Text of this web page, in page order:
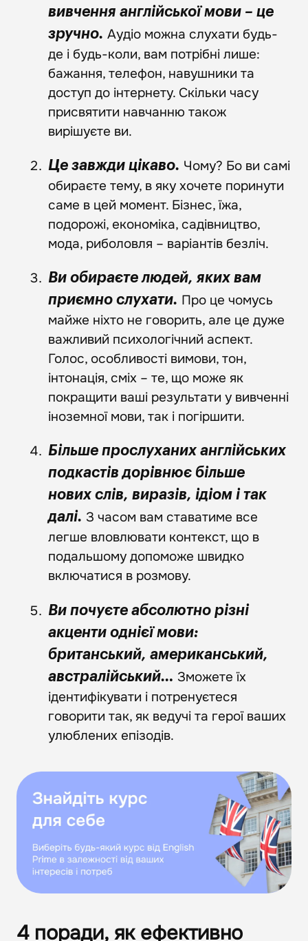
вивчення англійської мови – це
зручно.Аудіо можна слухати будь-
де і будь-коли, вам потрібні лише:
бажання, телефон, навушники та
доступ до інтернету. Скільки часу
присвятити навчанню також
вирішуєте ви.
Це завжди цікаво. Чому? Бо ви самі
обираєте тему, в яку хочете поринути
саме в цей момент. Бізнес, їжа,
подорожі, економіка, садівництво,
мода, риболовля – варіантів безліч.
Ви обираєте людей, яких вам
приємно слухати. Про це чомусь
майже ніхто не говорить, але це дуже
важливий психологічний аспект.
Голос, особливості вимови, тон,
інтонація, сміх – те, що може як
покращити ваші результати у вивченні
іноземної мови, так і погіршити.
Більше прослуханих англійських
подкастів дорівнює більше
нових слів, виразів, ідіом і так
далі. З часом вам ставатиме все
легше вловлювати контекст, що в
подальшому допоможе швидко
включатися в розмову.
Ви почуєте абсолютно різні
акценти однієї мови:
британський, американський,
австралійський… Зможете їх
ідентифікувати і потренуєтеся
говорити так, як ведучі та герої ваших
улюблених епізодів.
4 поради, як ефективно